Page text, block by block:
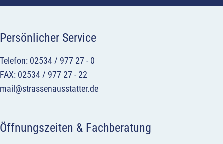
Persönlicher Service
Telefon: 02534 / 977 27 - 0
FAX: 02534 / 977 27 - 22
mail@strassenausstatter.de
Öffnungszeiten & Fachberatung